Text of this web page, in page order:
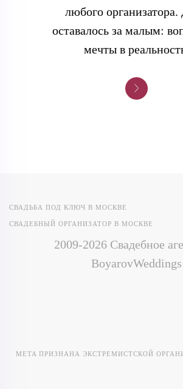
любого организатора.
оставалось за малым:
мечты в
СВАДЬБА ПОД КЛЮЧ В МОСКВЕ
СВАДЕБНЫЙ ОРГАНИЗАТОР В МОСКВЕ
2009-2026 Свадебное
BoyarovWeddings
META ПРИЗНАНА ЭКСТРЕМИСТСКОЙ